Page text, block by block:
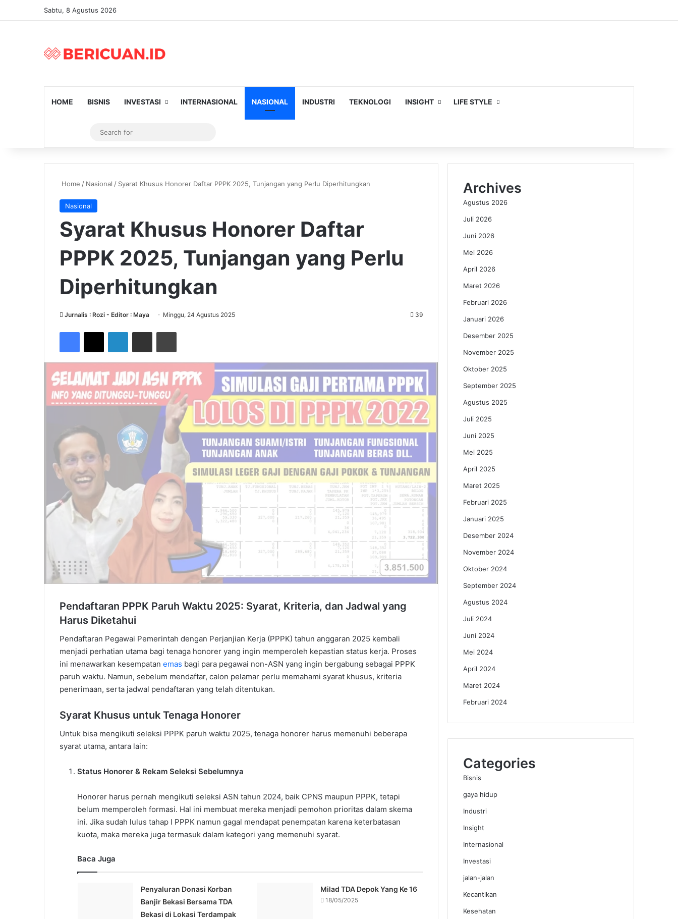
Sabtu, 8 Agustus 2026
HOME BISNIS INVESTASI INTERNASIONAL NASIONAL INDUSTRI TEKNOLOGI INSIGHT LIFE STYLE
Artikel Random
Switch skin
for
Home / Nasional / Syarat Khusus Honorer Daftar PPPK 2025, Tunjangan yang Perlu Diperhitungkan
Nasional
Syarat Khusus Honorer Daftar
PPPK 2025, Tunjangan yang Perlu
Diperhitungkan
Jurnalis : Rozi - Editor : Maya Minggu, 24 Agustus 2025 39
Pendaftaran PPPK Paruh Waktu 2025: Syarat, Kriteria, dan Jadwal yang
Harus Diketahui
Pendaftaran Pegawai Pemerintah dengan Perjanjian Kerja (PPPK) tahun anggaran 2025 kembali
menjadi perhatian utama bagi tenaga honorer yang ingin memperoleh kepastian status kerja. Proses
ini menawarkan kesempatan emas bagi para pegawai non-ASN yang ingin bergabung sebagai PPPK
paruh waktu. Namun, sebelum mendaftar, calon pelamar perlu memahami syarat khusus, kriteria
penerimaan, serta jadwal pendaftaran yang telah ditentukan.
Syarat Khusus untuk Tenaga Honorer
Untuk bisa mengikuti seleksi PPPK paruh waktu 2025, tenaga honorer harus memenuhi beberapa
syarat utama, antara lain:
Status Honorer & Rekam Seleksi Sebelumnya
Honorer harus pernah mengikuti seleksi ASN tahun 2024, baik CPNS maupun PPPK, tetapi
belum memperoleh formasi. Hal ini membuat mereka menjadi pemohon prioritas dalam skema
ini. Jika sudah lulus tahap I PPPK namun gagal mendapat penempatan karena keterbatasan
kuota, maka mereka juga termasuk dalam kategori yang memenuhi syarat.
Baca Juga
Penyaluran Donasi Korban
Banjir Bekasi Bersama TDA
Bekasi di Lokasi Terdampak
Milad TDA Depok Yang Ke 16
18/05/2025
Archives
Agustus 2026
Juli 2026
Juni 2026
Mei 2026
April 2026
Maret 2026
Februari 2026
Januari 2026
Desember 2025
November 2025
Oktober 2025
September 2025
Agustus 2025
Juli 2025
Juni 2025
Mei 2025
April 2025
Maret 2025
Februari 2025
Januari 2025
Desember 2024
November 2024
Oktober 2024
September 2024
Agustus 2024
Juli 2024
Juni 2024
Mei 2024
April 2024
Maret 2024
Februari 2024
Categories
Bisnis
gaya hidup
Industri
Insight
Internasional
Investasi
jalan-jalan
Kecantikan
Kesehatan